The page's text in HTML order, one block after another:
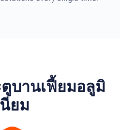
บานเฟี้ยมอลูมิ
นียม